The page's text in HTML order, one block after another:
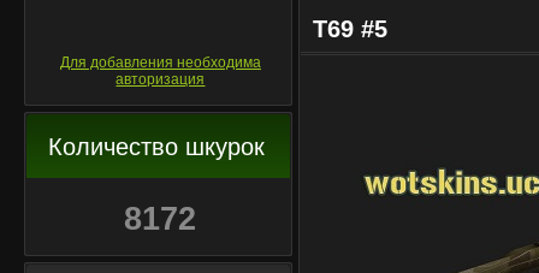
Для добавления необходима
авторизация
Количество шкурок
8172
T69 #5